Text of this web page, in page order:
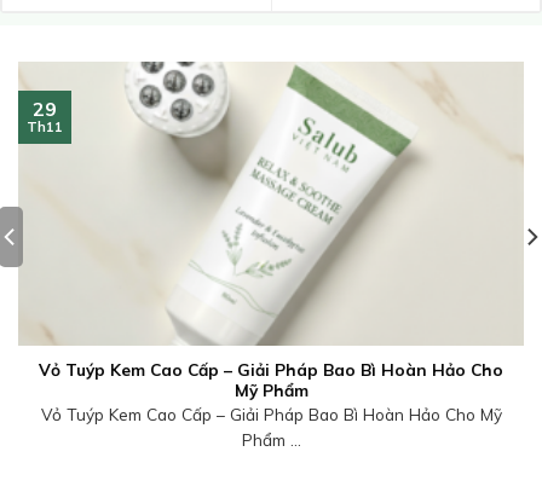
Vỏ Tuýp Kem Cao Cấp – Giải Pháp Bao Bì Hoàn Hảo Cho
Mỹ Phẩm
Vỏ Tuýp Kem Cao Cấp – Giải Pháp Bao Bì Hoàn Hảo Cho Mỹ
Phẩm ...
29
Th11